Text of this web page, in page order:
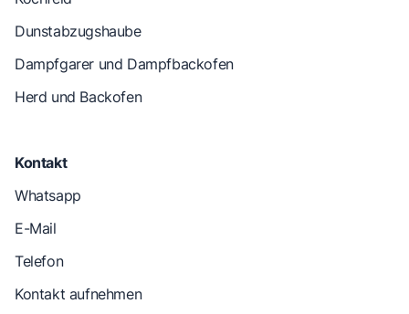
Dunstabzugshaube
Dampfgarer und Dampfbackofen
Herd und Backofen
Kontakt
Whatsapp
E-Mail
Telefon
Kontakt aufnehmen